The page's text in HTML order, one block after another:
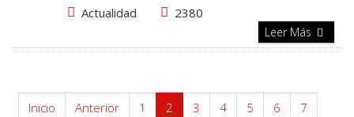
Actualidad 2380
Leer Más
Inicio Anterior 1 2 3 4 5 6
7